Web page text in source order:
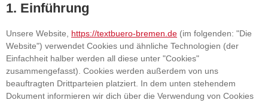
1. Einführung
Unsere Website, https://textbuero-bremen.de (im folgenden: "Die
Website") verwendet Cookies und ähnliche Technologien (der
Einfachheit halber werden all diese unter "Cookies"
zusammengefasst). Cookies werden außerdem von uns
beauftragten Drittparteien platziert. In dem unten stehendem
Dokument informieren wir dich über die Verwendung von Cookies